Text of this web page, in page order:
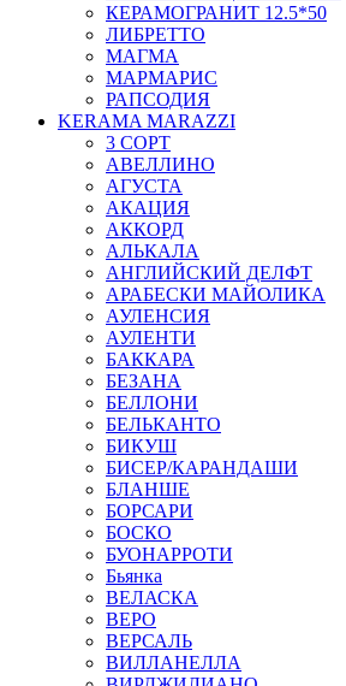
КЕРАМОГРАНИТ 12.5*50
ЛИБРЕТТО
МАГМА
МАРМАРИС
РАПСОДИЯ
KERAMA MARAZZI
3 СОРТ
АВЕЛЛИНО
АГУСТА
АКАЦИЯ
АККОРД
АЛЬКАЛА
АНГЛИЙСКИЙ ДЕЛФТ
АРАБЕСКИ МАЙОЛИКА
АУЛЕНСИЯ
АУЛЕНТИ
БАККАРА
БЕЗАНА
БЕЛЛОНИ
БЕЛЬКАНТО
БИКУШ
БИСЕР/КАРАНДАШИ
БЛАНШЕ
БОРСАРИ
БОСКО
БУОНАРРОТИ
Бьянка
ВЕЛАСКА
ВЕРО
ВЕРСАЛЬ
ВИЛЛАНЕЛЛА